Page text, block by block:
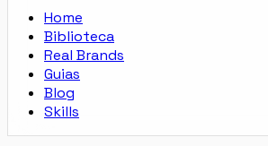
Home
Biblioteca
Real Brands
Guias
Blog
Skills